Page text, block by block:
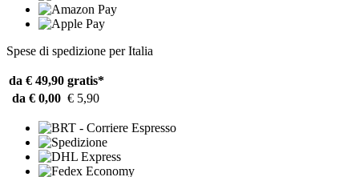
Spese di spedizione per Italia
da € 49,90 gratis*
da € 0,00 € 5,90